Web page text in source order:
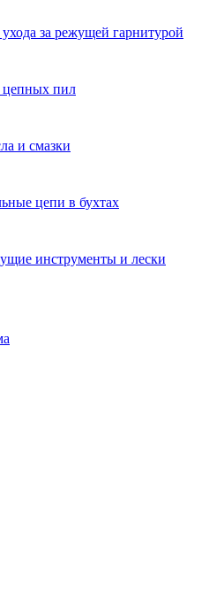
за режущей гарнитурой
цепных пил
и смазки
цепи в бухтах
инструменты и лески